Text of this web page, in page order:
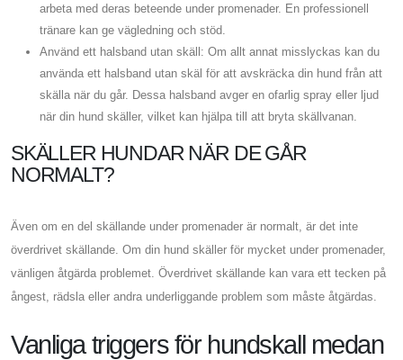
arbeta med deras beteende under promenader. En professionell
tränare kan ge vägledning och stöd.
Använd ett halsband utan skäll: Om allt annat misslyckas kan du
använda ett halsband utan skäl för att avskräcka din hund från att
skälla när du går. Dessa halsband avger en ofarlig spray eller ljud
när din hund skäller, vilket kan hjälpa till att bryta skällvanan.
SKÄLLER HUNDAR NÄR DE GÅR
NORMALT?
Även om en del skällande under promenader är normalt, är det inte
överdrivet skällande. Om din hund skäller för mycket under promenader,
vänligen åtgärda problemet. Överdrivet skällande kan vara ett tecken på
ångest, rädsla eller andra underliggande problem som måste åtgärdas.
Vanliga triggers för hundskall medan